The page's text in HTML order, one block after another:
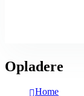
Opladere
Home